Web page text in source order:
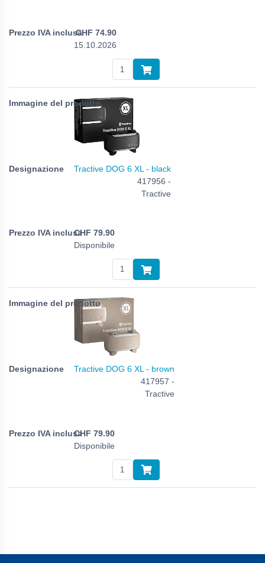
CHF 74.90
15.10.2026
Tractive DOG 6 XL - black
417956 -
Tractive
CHF 79.90
Disponibile
Tractive DOG 6 XL - brown
417957 -
Tractive
CHF 79.90
Disponibile